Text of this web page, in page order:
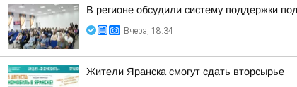
В регионе обсудили систему поддержки
Вчера, 18:34
Жители Яранска смогут сдать вторсырье